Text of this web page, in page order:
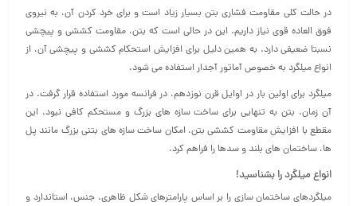
در حالت کلی مقاومت فشاری بتن بسیار زیاد است و برای خرد کردن آن، به نیروی
فوق العاده قوی نیاز داریم. این در حالی است که بتن، مقاومت کششی و پیچشی
نسبتا ضعیفی دارد. به همین دلیل برای افزایش استحکام کششی و پیچشی آن، از
انواع میلگرد به خصوص آماتور آجدار استفاده می‌ شود.
میلگرد برای اولین بار در اوایل قرن نوزدهم، در فرانسه مورد استفاده قرار گرفت. در
آن زمان، بتن به تنهایی برای ساخت سازه های بزرگ و مستحکم کافی نبود. این
مقطع با افزایش مقاومت کششی بتن، امکان ساخت سازه‌ های بتنی بزرگ مانند پل‌
ها، ساختمان‌ های بلند و سدها را فراهم کرد.
انواع میلگرد را بشناسید!
میلگردهای ساختمان سازی را بر اساس پارامترهای شکل ظاهری، جنس، استاندارد و